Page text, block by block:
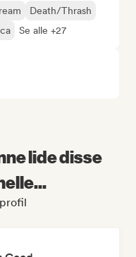
Death/Thrash
Se alle +27
lide disse